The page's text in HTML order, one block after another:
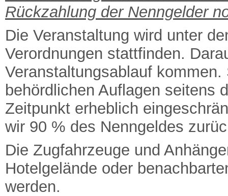
Rückzahlung der Nenngelder
Die Veranstaltung wird unter
Verordnungen stattfinden.
Veranstaltungsablauf
behördlichen Auflagen seitens
Zeitpunkt erheblich
wir 90 % des Nenngeldes
Die Zugfahrzeuge und
Hotelgelände oder
werden.